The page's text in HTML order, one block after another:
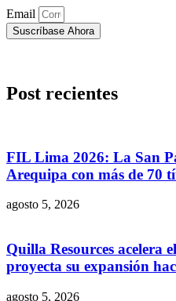
Email
Suscríbase Ahora
Post recientes
FIL Lima 2026: La San
Arequipa con más de 70
agosto 5, 2026
Quilla Resources acelera
proyecta su expansión
agosto 5, 2026